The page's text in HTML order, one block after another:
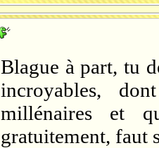
Blague à part, tu
incroyables,
millénaires et
gratuitement, faut